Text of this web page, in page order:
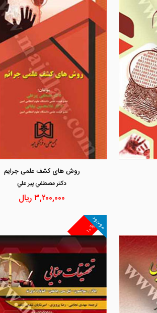
مشاهده و خرید
روش های کشف علمی جرایم
دكتر مصطفي پير علي
۳,۲۰۰,۰۰۰ریال
۱۰%
موجود